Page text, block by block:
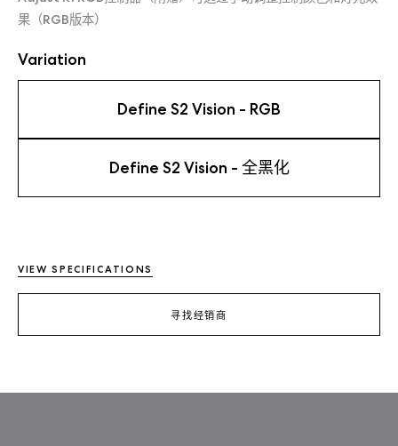
果（RGB版本）
Variation
Define S2 Vision - RGB
Define S2 Vision - 全黑化
VIEW SPECIFICATIONS
寻找经销商